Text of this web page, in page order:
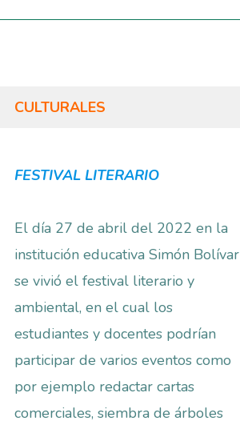
CULTURALES
FESTIVAL LITERARIO
El día 27 de abril del 2022 en la
institución educativa Simón Bolívar
se vivió el festival literario y
ambiental, en el cual los
estudiantes y docentes podrían
participar de varios eventos como
por ejemplo redactar cartas
comerciales, siembra de árboles